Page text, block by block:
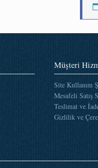
Müşteri
Site Kullanım
Mesafeli Satış
Teslimat ve
Gizlilik ve